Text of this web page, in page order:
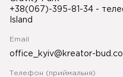
+38(067)-395-81-34 -
Island
Email
office_kyiv@kreator-
Телефон (приймальня)